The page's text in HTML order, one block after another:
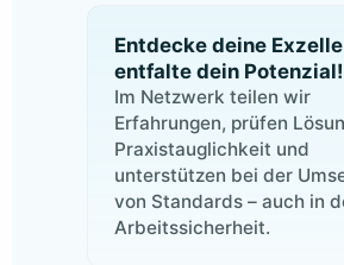
Entdecke deine
entfalte dein Potenzial!
Im Netzwerk teilen wir
Erfahrungen, prüfen
Praxistauglichkeit und
unterstützen bei der
von Standards – auch in
Arbeitssicherheit.